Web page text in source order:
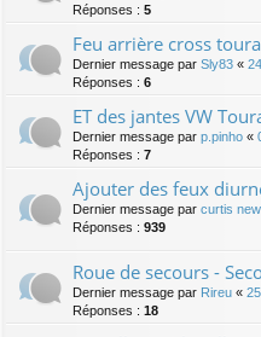
Réponses : 5
Feu arrière cross
Dernier message par Sly83 «
Réponses : 6
ET des jantes VW
Dernier message par p.pinho «
Réponses : 7
Ajouter des feux
Dernier message par curtis
Réponses : 939
Roue de secours -
Dernier message par Rireu «
Réponses : 18